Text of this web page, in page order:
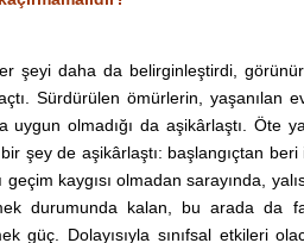
şeyi daha da belirginleştirdi,
Sürdürülen ömürlerin, yaşanılan
uygun olmadığı da aşikârlaştı. Öte
şey de aşikârlaştı: başlangıçtan beri
kaygısı olmadan sarayında,
durumunda kalan, bu arada da
güç. Dolayısıyla sınıfsal etkileri